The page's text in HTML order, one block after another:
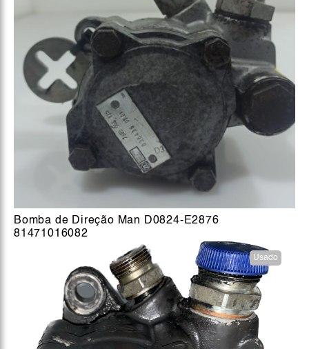
Bomba de Direção Man D0824-E2876
81471016082
Usado